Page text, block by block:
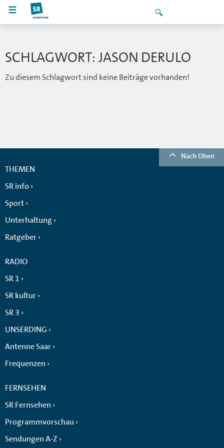
SCHLAGWORT: JASON DERULO
Zu diesem Schlagwort sind keine Beiträge vorhanden!
Nach Oben
THEMEN
SR info
Sport
Unterhaltung
Ratgeber
RADIO
SR 1
SR kultur
SR 3
UNSERDING
Antenne Saar
Frequenzen
FERNSEHEN
SR Fernsehen
Programmvorschau
Sendungen A-Z